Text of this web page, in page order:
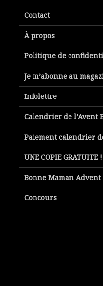
Contact
À propos
Politique de
Je m’abonne au
Infolettre
Calendrier de l’Avent
Paiement calendrier
UNE COPIE GRATUITE !
Bonne Maman Advent
Concours